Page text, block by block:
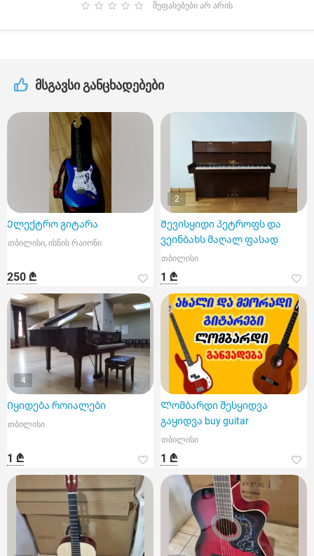
შეფასებები არ არის
მსგავსი განცხადებები
Ელექტრო გიტარა
თბილისი, ისნის რაიონი
250 ₾
2
Შევისყიდი პეტროფს და
ვეინბახს მაღალ ფასად
თბილისი
1 ₾
4
Იყიდება როიალები
თბილისი
1 ₾
Ლომბარდი შესყიდვა
გაყიდვა buy guitar
თბილისი
1 ₾